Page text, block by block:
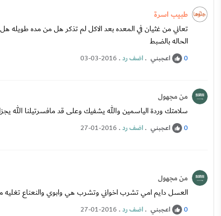
طبيب اسرة
تعاني من غثيان في المعده بعد الاكل لم تذكر هل من مده
الحاله بالضبط
0 اعجبني .اضف رد.
03-03-2016
من مجهول
سلامتك وردة الياسمين والله يشفيك وعلى قد مافسرتيلنا الله
0 اعجبني .اضف رد.
27-01-2016
من مجهول
العسل دايم امي تشرب اخواني وتشرب هي وابوي والنعناع
0 اعجبني .اضف رد.
27-01-2016